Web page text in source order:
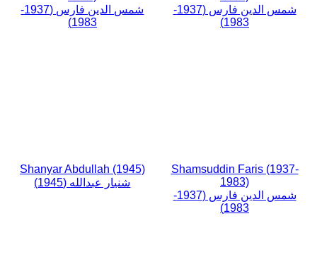
شمس الدين فارس (1937-
1983)
شمس الدين فارس (1937-
1983)
Shamsuddin Faris (1937-
1983)
شمس الدين فارس (1937-
1983)
Shanyar Abdullah (1945)
شنيار عبدالله (1945)